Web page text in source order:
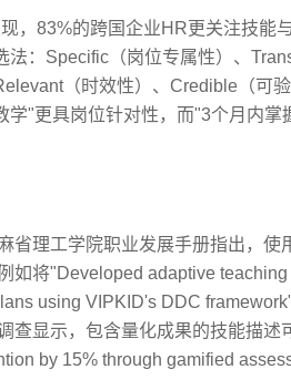
，83%的跨国企业HR更关注技能
法：Specific（岗位专属性）、
（时效性）、Credible（可
学"更具岗位针对性，而"3个月内掌
省理工学院职业发展手册指出，使
如将"Developed adaptive
using VIPKID's DDC
查显示，包含量化成果的技能描述
by 15% through gamified